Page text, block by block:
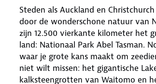
Steden als Auckland en
door de wonderschone natuur van
zijn 12.500 vierkante kilometer het
land: Nationaal Park Abel Tasman.
waar je grote kans maakt om
niet wilt missen: het gigantische
kalksteengrotten van Waitomo en